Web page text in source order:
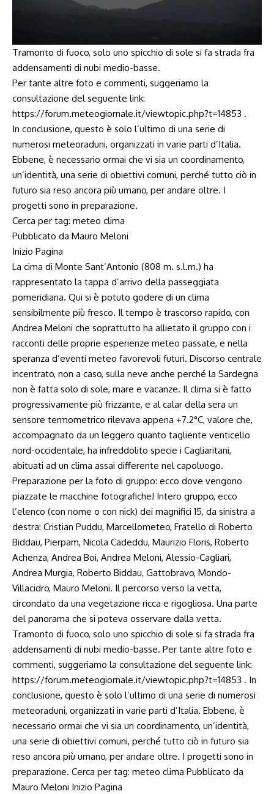
Tramonto di fuoco, solo uno spicchio di sole si fa strada fra
addensamenti di nubi medio-basse.
Per tante altre foto e commenti, suggeriamo la
consultazione del seguente link:
https://forum.meteogiornale.it/viewtopic.php?t=14853 .
In conclusione, questo è solo l’ultimo di una serie di
numerosi meteoraduni, organizzati in varie parti d’Italia.
Ebbene, è necessario ormai che vi sia un coordinamento,
un’identità, una serie di obiettivi comuni, perché tutto ciò in
futuro sia reso ancora più umano, per andare oltre. I
progetti sono in preparazione.
Cerca per tag: meteo clima
Pubblicato da Mauro Meloni
Inizio Pagina
La cima di Monte Sant’Antonio (808 m. s.l.m.) ha
rappresentato la tappa d’arrivo della passeggiata
pomeridiana. Qui si è potuto godere di un clima
sensibilmente più fresco. Il tempo è trascorso rapido, con
Andrea Meloni che soprattutto ha allietato il gruppo con i
racconti delle proprie esperienze meteo passate, e nella
speranza d’eventi meteo favorevoli futuri. Discorso centrale
incentrato, non a caso, sulla neve anche perché la Sardegna
non è fatta solo di sole, mare e vacanze. Il clima si è fatto
progressivamente più frizzante, e al calar della sera un
sensore termometrico rilevava appena +7.2°C, valore che,
accompagnato da un leggero quanto tagliente venticello
nord-occidentale, ha infreddolito specie i Cagliaritani,
abituati ad un clima assai differente nel capoluogo.
Preparazione per la foto di gruppo: ecco dove vengono
piazzate le macchine fotografiche! Intero gruppo, ecco
l’elenco (con nome o con nick) dei magnifici 15, da sinistra a
destra: Cristian Puddu, Marcellometeo, Fratello di Roberto
Biddau, Pierpam, Nicola Cadeddu, Maurizio Floris, Roberto
Achenza, Andrea Boi, Andrea Meloni, Alessio-Cagliari,
Andrea Murgia, Roberto Biddau, Gattobravo, Mondo-
Villacidro, Mauro Meloni. Il percorso verso la vetta,
circondato da una vegetazione ricca e rigogliosa. Una parte
del panorama che si poteva osservare dalla vetta.
Tramonto di fuoco, solo uno spicchio di sole si fa strada fra
addensamenti di nubi medio-basse. Per tante altre foto e
commenti, suggeriamo la consultazione del seguente link:
https://forum.meteogiornale.it/viewtopic.php?t=14853 . In
conclusione, questo è solo l’ultimo di una serie di numerosi
meteoraduni, organizzati in varie parti d’Italia. Ebbene, è
necessario ormai che vi sia un coordinamento, un’identità,
una serie di obiettivi comuni, perché tutto ciò in futuro sia
reso ancora più umano, per andare oltre. I progetti sono in
preparazione. Cerca per tag: meteo clima Pubblicato da
Mauro Meloni Inizio Pagina